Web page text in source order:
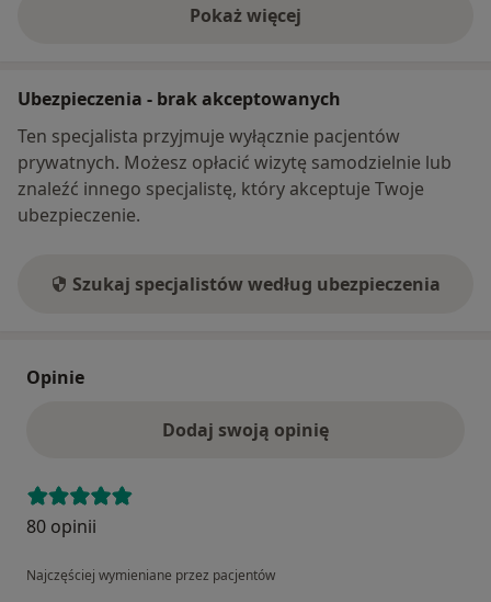
Pokaż więcej
o adresie
Ubezpieczenia - brak akceptowanych
Ten specjalista przyjmuje wyłącznie pacjentów
prywatnych. Możesz opłacić wizytę samodzielnie lub
znaleźć innego specjalistę, który akceptuje Twoje
ubezpieczenie.
Szukaj specjalistów według ubezpieczenia
Opinie
Dodaj swoją opinię
80 opinii
Najczęściej wymieniane przez pacjentów